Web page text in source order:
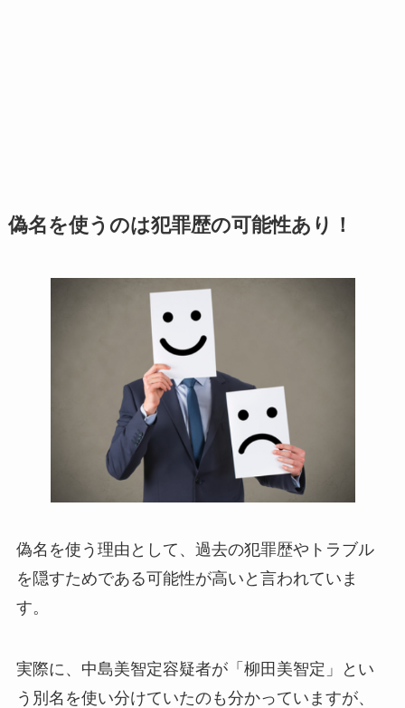
偽名を使うのは犯罪歴の可能性あり！
偽名を使う理由として、過去の犯罪歴やトラブル
を隠すためである可能性が高いと言われていま
す。
実際に、中島美智定容疑者が「柳田美智定」とい
う別名を使い分けていたのも分かっていますが、